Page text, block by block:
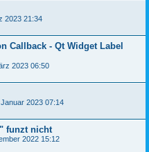
2023 21:34
Callback - Qt Widget Label
2023 06:50
2023 07:14
funzt nicht
2022 15:12